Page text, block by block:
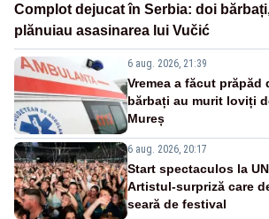
Complot dejucat în Serbia: doi
plănuiau asasinarea lui Vučić
6 aug. 2026, 21:39
Vremea a făcut prăpăd
bărbați au murit loviți
Mureș
6 aug. 2026, 20:17
Start spectaculos la
Artistul-surpriză care
seară de festival